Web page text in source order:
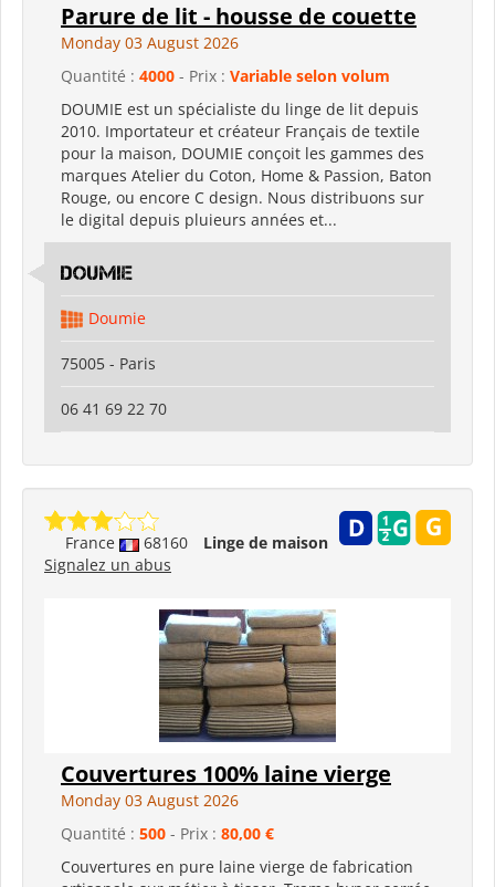
Parure de lit - housse de couette
Monday 03 August 2026
Quantité : 4000 - Prix : Variable selon volum
DOUMIE est un spécialiste du linge de lit depuis
2010. Importateur et créateur Français de textile
pour la maison, DOUMIE conçoit les gammes des
marques Atelier du Coton, Home & Passion, Baton
Rouge, ou encore C design. Nous distribuons sur
le digital depuis pluieurs années et...
Doumie
Doumie
75005 - Paris
06 41 69 22 70
France 68160
Linge de maison
Signalez un abus
Couvertures 100% laine vierge
Monday 03 August 2026
Quantité : 500 - Prix : 80,00 €
Couvertures en pure laine vierge de fabrication